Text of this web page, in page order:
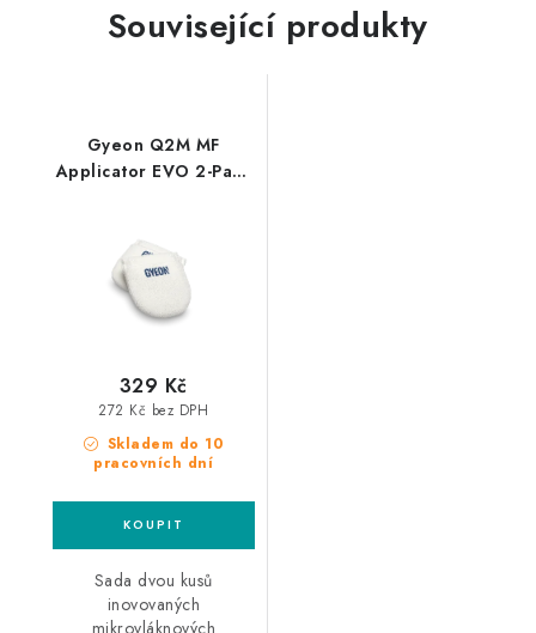
Související produkty
Gyeon Q2M MF
Applicator EVO 2-Pack
Skladem do 10
pracovních dní
272 Kč bez DPH
329 Kč
Sada dvou kusů
inovovaných
mikrovláknových